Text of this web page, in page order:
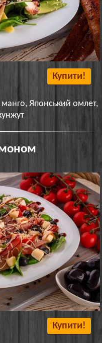
Купити!
манго, Японський омлет,
Купити!